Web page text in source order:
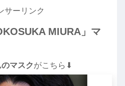
サーリンク
MIURA」マ
マスクがこちら⬇︎